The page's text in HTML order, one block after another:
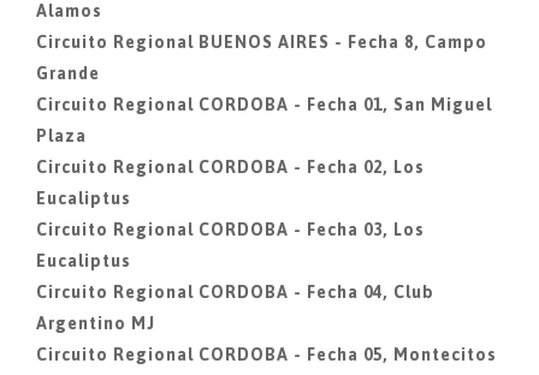
Alamos
Circuito Regional BUENOS AIRES - Fecha 8, Campo
Grande
Circuito Regional CORDOBA - Fecha 01, San Miguel
Plaza
Circuito Regional CORDOBA - Fecha 02, Los
Eucaliptus
Circuito Regional CORDOBA - Fecha 03, Los
Eucaliptus
Circuito Regional CORDOBA - Fecha 04, Club
Argentino MJ
Circuito Regional CORDOBA - Fecha 05, Montecitos